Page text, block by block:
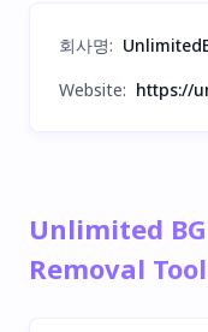
회사명:
Website: https://
Unlimited
Removal